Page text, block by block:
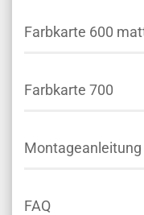
Farbkarte 600
Farbkarte 700
Montageanleitung
FAQ